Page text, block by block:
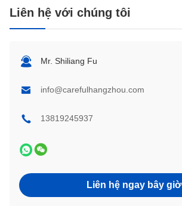
Liên hệ với chúng tôi
Mr. Shiliang Fu
info@carefulhangzhou.com
13819245937
Liên hệ ngay bây giờ